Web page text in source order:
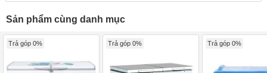
Sản phẩm cùng danh mục
Trả góp 0% Trả góp 0% Trả góp 0%